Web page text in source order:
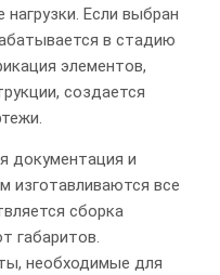
Если выбран
в стадию
элементов,
создается
документация и
изготавливаются все
сборка
габаритов.
необходимые для